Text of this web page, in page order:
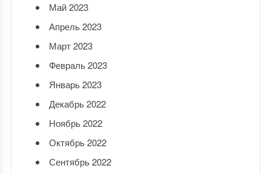
Май 2023
Апрель 2023
Март 2023
Февраль 2023
Январь 2023
Декабрь 2022
Ноябрь 2022
Октябрь 2022
Сентябрь 2022